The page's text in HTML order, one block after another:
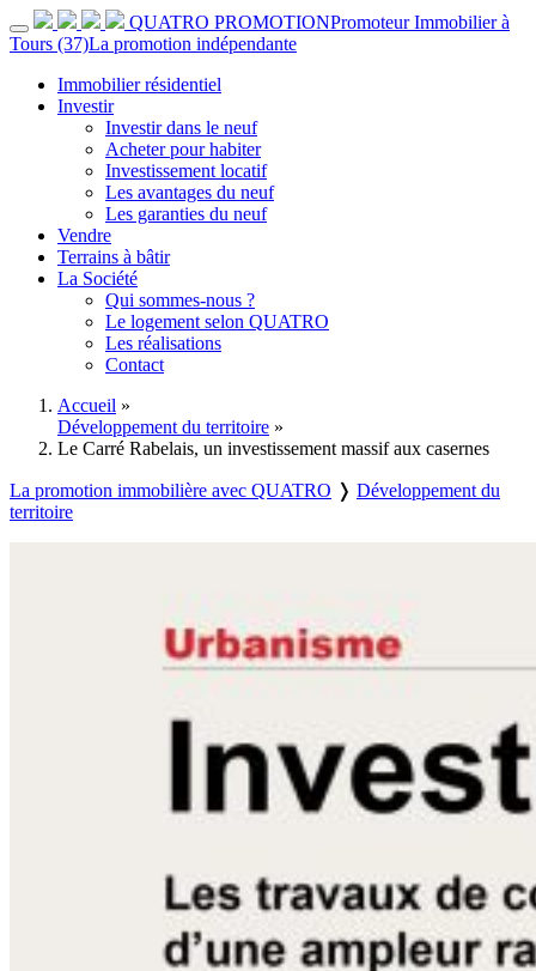
QUATRO PROMOTIONPromoteur Immobilier à
Tours (37)La promotion indépendante
Immobilier résidentiel
Investir
Investir dans le neuf
Acheter pour habiter
Investissement locatif
Les avantages du neuf
Les garanties du neuf
Vendre
Terrains à bâtir
La Société
Qui sommes-nous ?
Le logement selon QUATRO
Les réalisations
Contact
Accueil »
Développement du territoire »
Le Carré Rabelais, un investissement massif aux casernes
La promotion immobilière avec QUATRO ❭ Développement du
territoire